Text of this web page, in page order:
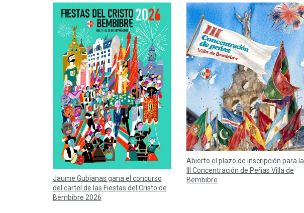
Jaume Gubianas gana el concurso
del cartel de las Fiestas del Cristo de
Bembibre 2026
Abierto el plazo de inscripción para la
III Concentración de Peñas Villa de
Bembibre